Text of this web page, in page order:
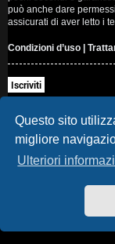
Questo sito
migliore
Ulteriori
z
a
r
i
s
p
o
t
può anche dare
assicurati di aver letto i
Condizioni d’uso |
Iscriviti
Casa DAG